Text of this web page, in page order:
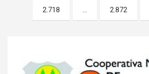
entradas
2.718 … 2.872